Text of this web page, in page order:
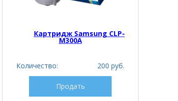
Картридж Samsung CLP-
M300A
Количество: 200 руб.
Продать